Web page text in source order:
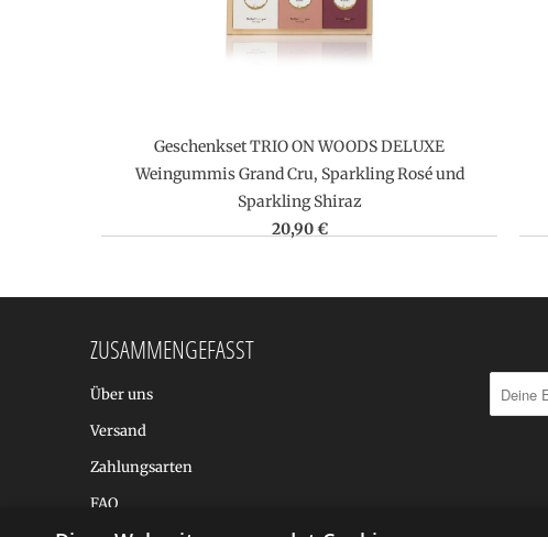
Geschenkset TRIO ON WOODS DELUXE
Weingummis Grand Cru, Sparkling Rosé und
Sparkling Shiraz
20,90 €
ZUSAMMENGEFASST
Über uns
Versand
Zahlungsarten
FAQ